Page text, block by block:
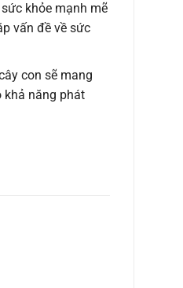
khỏe mạnh mẽ
vấn đề về sức
con sẽ mang
khả năng phát